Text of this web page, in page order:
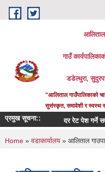
Skip to main content
आलिताल
गाउँ
डडेल्धुरा,
"आलिताल गाउँपालिकाको
सुसंस्कृत, समावेशी र स्वस्थ
प्रमुख सूचना:: दर रेट पेश गर्ने सम्बन्धि
You are here
Home » वडाकार्यालय » आलिताल